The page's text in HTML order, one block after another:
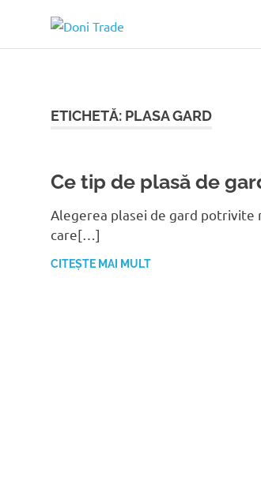
conținut
ETICHETĂ: PLASA GARD
Ce tip de plasă de
Alegerea plasei de gard potrivite
care[…]
CITEȘTE MAI MULT